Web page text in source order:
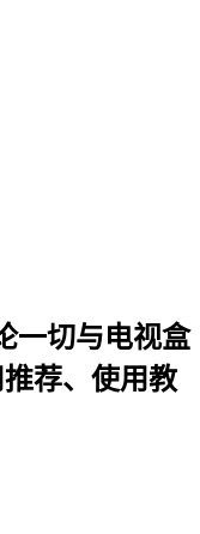
一切与电视盒
荐、使用教